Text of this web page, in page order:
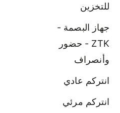
للتخزين
جهاز البصمة -
ZTK - حضور
وأنصراف
انتركم عادي
انتركم مرئي